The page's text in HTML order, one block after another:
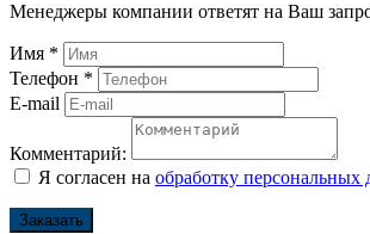
Менеджеры компании ответят на Ваш
Имя *
Телефон *
E-mail
Комментарий:
Я согласен на обработку персональных
Заказать